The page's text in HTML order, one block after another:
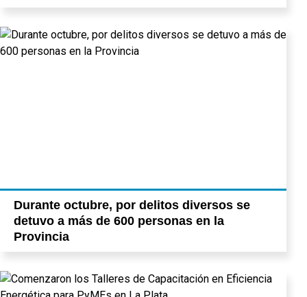
Durante octubre, por delitos diversos se
detuvo a más de 600 personas en la
Provincia